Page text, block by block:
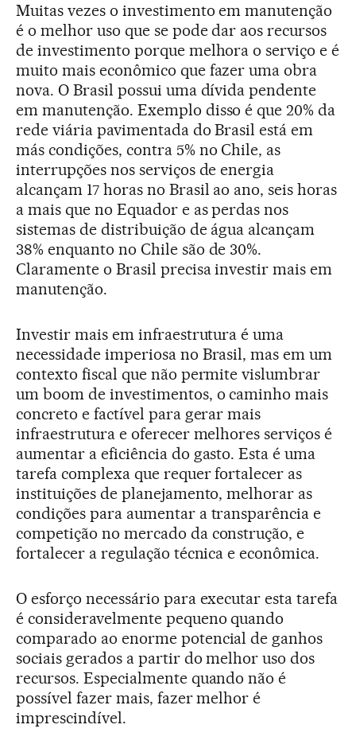
Muitas vezes o investimento em manutenção
é o melhor uso que se pode dar aos recursos
de investimento porque melhora o serviço e é
muito mais econômico que fazer uma obra
nova. O Brasil possui uma dívida pendente
em manutenção. Exemplo disso é que 20% da
rede viária pavimentada do Brasil está em
más condições, contra 5% no Chile, as
interrupções nos serviços de energia
alcançam 17 horas no Brasil ao ano, seis horas
a mais que no Equador e as perdas nos
sistemas de distribuição de água alcançam
38% enquanto no Chile são de 30%.
Claramente o Brasil precisa investir mais em
manutenção.
Investir mais em infraestrutura é uma
necessidade imperiosa no Brasil, mas em um
contexto fiscal que não permite vislumbrar
um boom de investimentos, o caminho mais
concreto e factível para gerar mais
infraestrutura e oferecer melhores serviços é
aumentar a eficiência do gasto. Esta é uma
tarefa complexa que requer fortalecer as
instituições de planejamento, melhorar as
condições para aumentar a transparência e
competição no mercado da construção, e
fortalecer a regulação técnica e econômica.
O esforço necessário para executar esta tarefa
é consideravelmente pequeno quando
comparado ao enorme potencial de ganhos
sociais gerados a partir do melhor uso dos
recursos. Especialmente quando não é
possível fazer mais, fazer melhor é
imprescindível.